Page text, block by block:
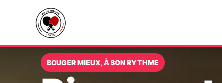
BOUGER MIEUX, À SON RYTHME